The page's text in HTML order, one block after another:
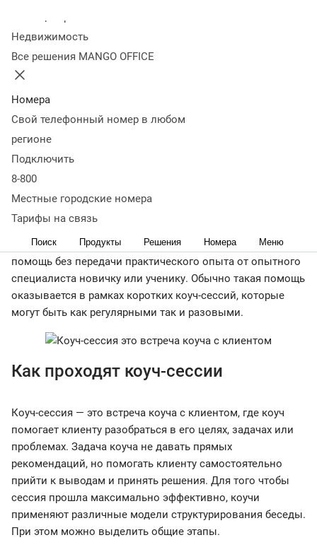
Недвижимость
Все решения MANGO OFFICE
Номера
Свой телефонный номер в любом
регионе
Подключить
8-800
Местные городские номера
Тарифы на связь
Поиск Продукты Решения Номера Меню
различных фреймворков в коучинге
< назад
Коучинг — не обучение или консультирование, коучинг —
это процесс, который помогает человеку стать более
осознанным и эффективным в своей жизни. Главная
пути достижения своих целей.
Коучинг применяется в различных сферах: бизнес-
рост (career coaching), спорт, здоровье и многих других. В
отличии от
менторства
и наставничества, коучинг — это
помощь без передачи практического опыта от опытного
специалиста новичку или ученику. Обычно такая помощь
оказывается в рамках коротких коуч-сессий, которые
могут быть как регулярными так и разовыми.
Как проходят коуч-сессии
Коуч-сессия — это встреча коуча с клиентом, где коуч
помогает клиенту разобраться в его целях, задачах или
проблемах. Задача коуча не давать прямых
рекомендаций, но помогать клиенту самостоятельно
прийти к выводам и принять решения. Для того чтобы
сессия прошла максимально эффективно, коучи
применяют различные модели структурирования беседы.
При этом можно выделить общие этапы.